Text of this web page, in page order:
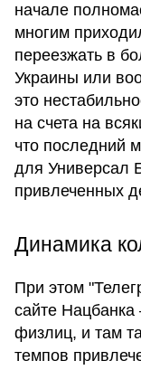
начале
многим
переезжать в
Украины или
это
на счета на
что последний
для Универсал
привлеченных
Динамика
При этом
сайте
физлиц, и там
темпов